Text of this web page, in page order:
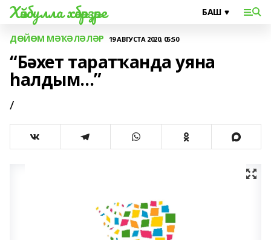
Хәйбулла хәбәрҙәре
ДӨЙӨМ МӘҠӘЛӘЛӘР 19 АВГУСТА 2020, 05:50
“Бәхет таратҡанда уяна
һалдым...”
/